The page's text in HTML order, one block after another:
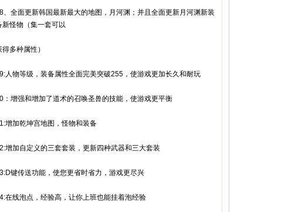
、全面更新韩国最新最大的地图，月河渊；并且全面更新月河渊新装
新怪物（集一套可以
得多种属性）
人物等级，装备属性全面完美突破255，使游戏更加长久和耐玩
：增强和增加了道术的召唤圣兽的技能，使游戏更平衡
增加乾坤宫地图，怪物和装备
增加自定义的三套套装，更新四种武器和三大套装
键传送功能，使您更省时省力，游戏更尽兴
在线泡点，经验高，让你上班也能挂着泡经验